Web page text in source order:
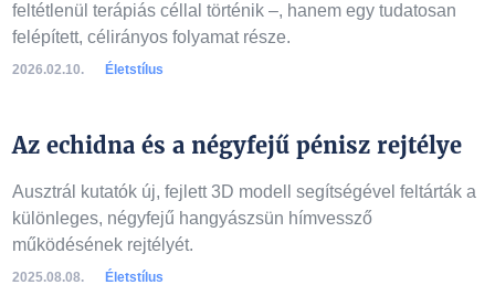
feltétlenül terápiás céllal történik –, hanem egy tudatosan
felépített, célirányos folyamat része.
2026.02.10. Életstílus
Az echidna és a négyfejű pénisz rejtélye
Ausztrál kutatók új, fejlett 3D modell segítségével feltárták a
különleges, négyfejű hangyászsün hímvessző
működésének rejtélyét.
2025.08.08. Életstílus